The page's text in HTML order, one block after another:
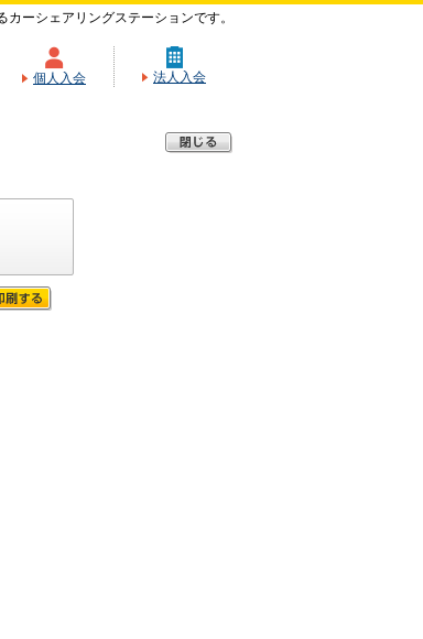
ーシェアリングステーションです。
個人入会 法人入会